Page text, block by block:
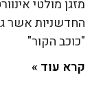
מזגן מולטי
החדשניות אשר
"כוכב הקור"
קרא עוד »